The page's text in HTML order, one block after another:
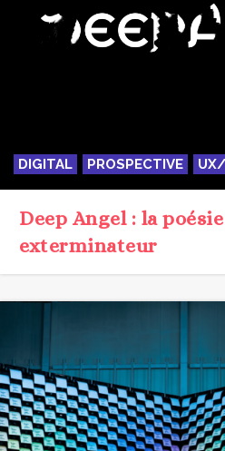
DIGITAL PROSPECTIVE
Deep Angel : la
exterminateur